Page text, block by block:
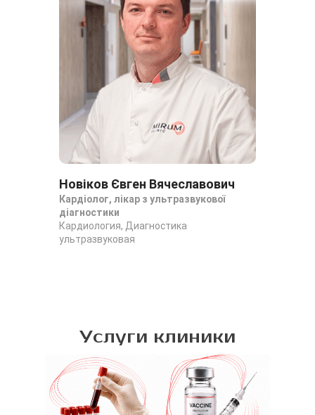
Новіков Євген Вячеславович
Кардіолог, лікар з ультразвукової
діагностики
Кардиология, Диагностика
ультразвуковая
Услуги клиники